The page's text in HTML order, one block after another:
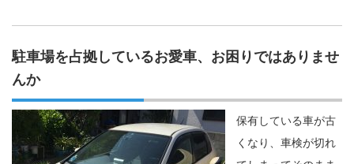
駐車場を占拠しているお愛車、お困りではありませ
んか
保有している車が古
くなり、車検が切れ